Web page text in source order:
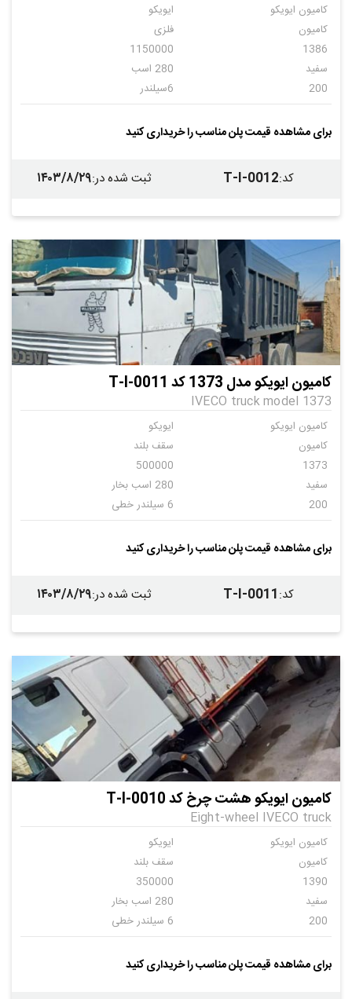
کامیون ایویکو
ایویکو
کامیون
فلزی
1386
1150000
سفید
280 اسب
200
6سیلندر
باری
ایویکو
برای مشاهده قیمت پلن مناسب را خریداری کنید
کد:
T-I-0012 ثبت شده در:۱۴۰۳/۸/۲۹
کامیون ایویکو مدل 1373 کد T-I-0011
IVECO truck model 1373
کامیون ایویکو
ایویکو
کامیون
سقف بلند
1373
500000
سفید
280 اسب بخار
200
6 سیلندر خطی
کامیون
ایویکو
برای مشاهده قیمت پلن مناسب را خریداری کنید
کد:
T-I-0011 ثبت شده در:۱۴۰۳/۸/۲۹
کامیون ایویکو هشت چرخ کد T-I-0010
Eight-wheel IVECO truck
کامیون ایویکو
ایویکو
کامیون
سقف بلند
1390
350000
سفید
280 اسب بخار
200
6 سیلندر خطی
ایویکو
ایویکو
برای مشاهده قیمت پلن مناسب را خریداری کنید